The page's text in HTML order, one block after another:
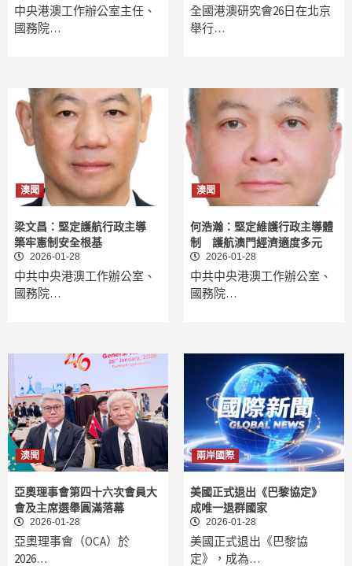
中央港澳工作辦公室主任、
國務院…
全國港澳研究會26日在北京
舉行…
澳聞
梁文昌：堅定護航行政主導
築牢憲制安全根基
2026-01-28
中共中央港澳工作辦公室、
國務院…
澳聞
何浩瀚：堅定維護行政主導體
制 護航澳門經濟適度多元
2026-01-28
中共中央港澳工作辦公室、
國務院…
澳聞
亞奧理事會第四十六次會員大
會及主席選舉圓滿落幕
2026-01-28
亞奧理事會（OCA）於
2026…
兩岸國際
美國正式退出《巴黎協定》
成唯一退群國家
2026-01-28
美國正式退出《巴黎協
定》，成為…